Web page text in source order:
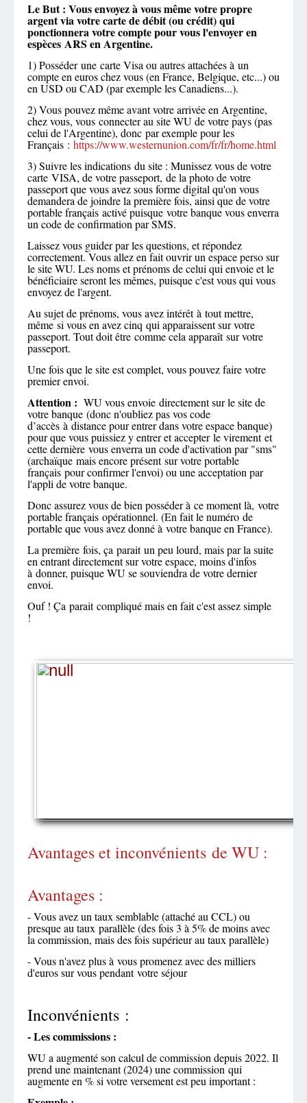
Le But : Vous envoyez à vous même votre propre
argent via votre carte de débit (ou crédit) qui
ponctionnera votre compte pour vous l'envoyer en
espèces ARS en Argentine.
1) Posséder une carte Visa ou autres attachées à un
compte en euros chez vous (en France, Belgique, etc...) ou
en USD ou CAD (par exemple les Canadiens...).
2) Vous pouvez même avant votre arrivée en Argentine,
chez vous, vous connecter au site WU de votre pays (pas
celui de l'Argentine), donc par exemple pour les
Français : https://www.westernunion.com/fr/fr/home.html
3) Suivre les indications du site : Munissez vous de votre
carte VISA, de votre passeport, de la photo de votre
passeport que vous avez sous forme digital qu'on vous
demandera de joindre la première fois, ainsi que de votre
portable français activé puisque votre banque vous enverra
un code de confirmation par SMS.
Laissez vous guider par les questions, et répondez
correctement. Vous allez en fait ouvrir un espace perso sur
le site WU. Les noms et prénoms de celui qui envoie et le
bénéficiaire seront les mêmes, puisque c'est vous qui vous
envoyez de l'argent.
Au sujet de prénoms, vous avez intérêt à tout mettre,
même si vous en avez cinq qui apparaissent sur votre
passeport. Tout doit être comme cela apparaît sur votre
passeport.
Une fois que le site est complet, vous pouvez faire votre
premier envoi.
Attention : WU vous envoie directement sur le site de
votre banque (donc n'oubliez pas vos code
d’accès à distance pour entrer dans votre espace banque)
pour que vous puissiez y entrer et accepter le virement et
cette dernière vous enverra un code d'activation par "sms"
(archaïque mais encore présent sur votre portable
français pour confirmer l'envoi) ou une acceptation par
l'appli de votre banque.
Donc assurez vous de bien posséder à ce moment là, votre
portable français opérationnel. (En fait le numéro de
portable que vous avez donné à votre banque en France).
La première fois, ça parait un peu lourd, mais par la suite
en entrant directement sur votre espace, moins d'infos
à donner, puisque WU se souviendra de votre dernier
envoi.
Ouf ! Ça parait compliqué mais en fait c'est assez simple
!
Avantages et inconvénients de WU :
Avantages :
- Vous avez un taux semblable (attaché au CCL) ou
presque au taux parallèle (des fois 3 à 5% de moins avec
la commission, mais des fois supérieur au taux parallèle)
- Vous n'avez plus à vous promenez avec des milliers
d'euros sur vous pendant votre séjour
Inconvénients :
- Les commissions :
WU a augmenté son calcul de commission depuis 2022. Il
prend une maintenant (2024) une commission qui
augmente en % si votre versement est peu important :